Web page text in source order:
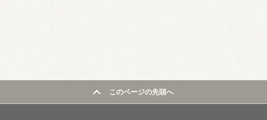
このページの先頭へ